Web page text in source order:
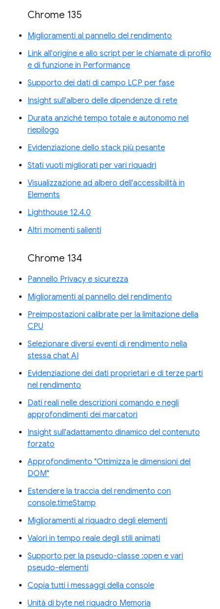
Chrome 135
Miglioramenti al pannello del rendimento
Link all'origine e allo script per le chiamate di profilo
e di funzione in Performance
Supporto dei dati di campo LCP per fase
Insight sull'albero delle dipendenze di rete
Durata anziché tempo totale e autonomo nel
riepilogo
Evidenziazione dello stack più pesante
Stati vuoti migliorati per vari riquadri
Visualizzazione ad albero dell'accessibilità in
Elements
Lighthouse 12.4.0
Altri momenti salienti
Chrome 134
Pannello Privacy e sicurezza
Miglioramenti al pannello del rendimento
Preimpostazioni calibrate per la limitazione della
CPU
Selezionare diversi eventi di rendimento nella
stessa chat AI
Evidenziazione dei dati proprietari e di terze parti
nel rendimento
Dati reali nelle descrizioni comando e negli
approfondimenti dei marcatori
Insight sull'adattamento dinamico del contenuto
forzato
Approfondimento "Ottimizza le dimensioni del
DOM"
Estendere la traccia del rendimento con
console.timeStamp
Miglioramenti al riquadro degli elementi
Valori in tempo reale degli stili animati
Supporto per la pseudo-classe :open e vari
pseudo-elementi
Copia tutti i messaggi della console
Unità di byte nel riquadro Memoria